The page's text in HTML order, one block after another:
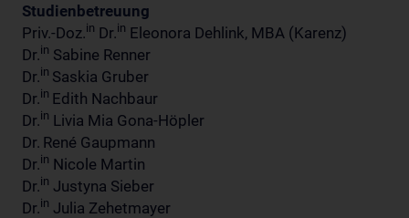
Studienbetreuung
Priv.-Doz.in Dr.in Eleonora Dehlink, MBA (Karenz)
Dr.in Sabine Renner
Dr.in Saskia Gruber
Dr.in Edith Nachbaur
Dr.in Livia Mia Gona-Höpler
Dr. René Gaupmann
Dr.in Nicole Martin
Dr.in Justyna Sieber
Dr.in Julia Zehetmayer